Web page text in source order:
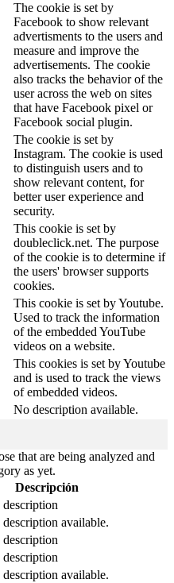
The cookie is set by
Facebook to show relevant
advertisments to the users and
measure and improve the
advertisements. The cookie
also tracks the behavior of the
user across the web on sites
that have Facebook pixel or
Facebook social plugin.
The cookie is set by
Instagram. The cookie is used
to distinguish users and to
show relevant content, for
better user experience and
security.
This cookie is set by
doubleclick.net. The purpose
of the cookie is to determine if
the users' browser supports
cookies.
This cookie is set by Youtube.
Used to track the information
of the embedded YouTube
videos on a website.
This cookies is set by Youtube
and is used to track the views
of embedded videos.
No description available.
that are being analyzed and
as yet.
Descripción
available.
available.